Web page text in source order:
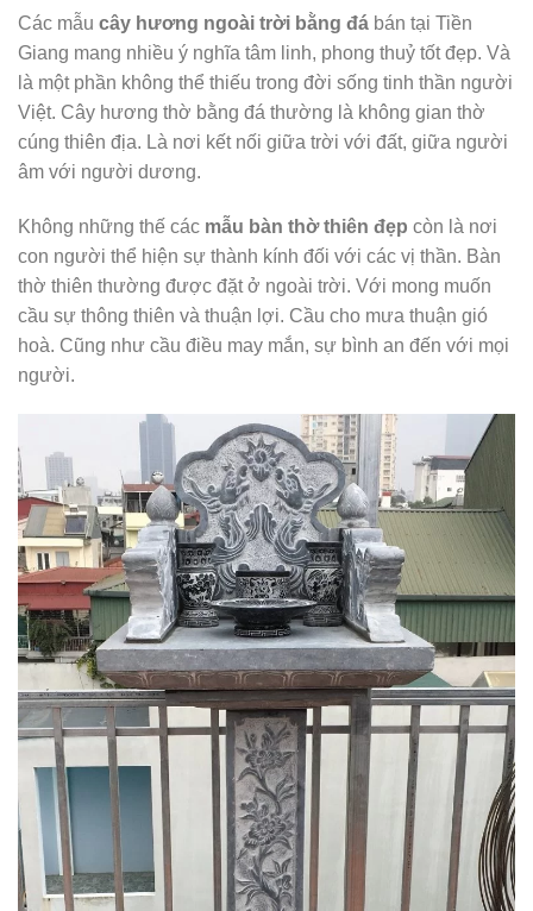
Các mẫu cây hương ngoài trời bằng đá bán tại Tiền
Giang mang nhiều ý nghĩa tâm linh, phong thuỷ tốt đẹp. Và
là một phần không thể thiếu trong đời sống tinh thần người
Việt. Cây hương thờ bằng đá thường là không gian thờ
cúng thiên địa. Là nơi kết nối giữa trời với đất, giữa người
âm với người dương.
Không những thế các mẫu bàn thờ thiên đẹp còn là nơi
con người thể hiện sự thành kính đối với các vị thần. Bàn
thờ thiên thường được đặt ở ngoài trời. Với mong muốn
cầu sự thông thiên và thuận lợi. Cầu cho mưa thuận gió
hoà. Cũng như cầu điều may mắn, sự bình an đến với mọi
người.